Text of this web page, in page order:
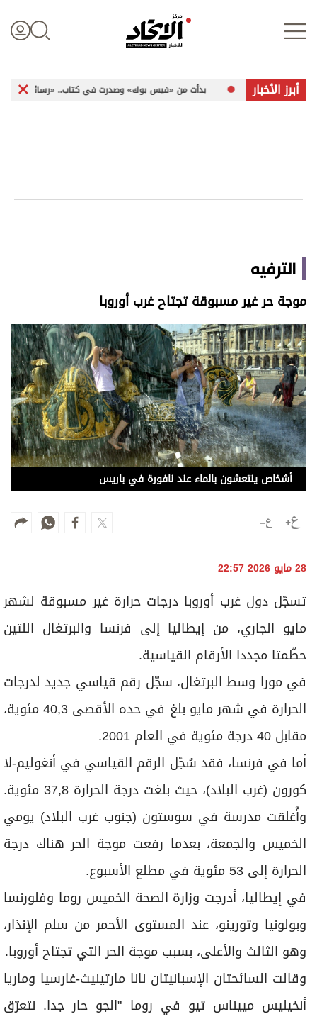
علوم الدار
اقتصاد
الترفيه
التعليم والمعرفة
الذكاء الاصطناعي
تغطيات
فيديو
بودكاست
قصة صورة
كاريكتير
برامج
عدد اليوم
مواقيت الصلاة
الأحوال الجوية
أبرز الأخبار بدأت من «فيس بوك» وصدرت في كتاب.. «رسائل مشفرة» تخاطب
الترفيه
موجة حر غير مسبوقة تجتاح غرب أوروبا
أشخاص ينتعشون بالماء عند نافورة في باريس
28 مايو 2026 22:57
تسجّل دول غرب أوروبا درجات حرارة غير مسبوقة لشهر
مايو الجاري، من إيطاليا إلى فرنسا والبرتغال اللتين
حطّمتا مجددا الأرقام القياسية.
في مورا وسط البرتغال، سجّل رقم قياسي جديد لدرجات
الحرارة في شهر مايو بلغ في حده الأقصى 40,3 مئوية،
مقابل 40 درجة مئوية في العام 2001.
أما في فرنسا، فقد سُجّل الرقم القياسي في أنغوليم-لا
كورون (غرب البلاد)، حيث بلغت درجة الحرارة 37,8 مئوية.
وأُغلقت مدرسة في سوستون (جنوب غرب البلاد) يومي
الخميس والجمعة، بعدما رفعت موجة الحر هناك درجة
الحرارة إلى 53 مئوية في مطلع الأسبوع.
في إيطاليا، أدرجت وزارة الصحة الخميس روما وفلورنسا
وبولونيا وتورينو، عند المستوى الأحمر من سلم الإنذار،
وهو الثالث والأعلى، بسبب موجة الحر التي تجتاح أوروبا.
وقالت السائحتان الإسبانيتان نانا مارتينيث-غارسيا وماريا
أنخيليس مييناس تيو في روما "الجو حار جدا. نتعرّق